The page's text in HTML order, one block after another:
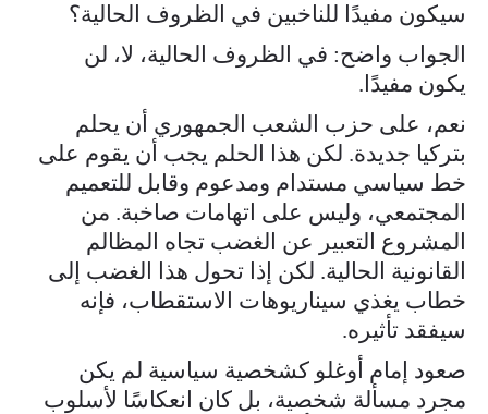
سيكون مفيدًا للناخبين في الظروف الحالية؟
الجواب واضح: في الظروف الحالية، لا، لن
يكون مفيدًا.
نعم، على حزب الشعب الجمهوري أن يحلم
بتركيا جديدة. لكن هذا الحلم يجب أن يقوم على
خط سياسي مستدام ومدعوم وقابل للتعميم
المجتمعي، وليس على اتهامات صاخبة. من
المشروع التعبير عن الغضب تجاه المظالم
القانونية الحالية. لكن إذا تحول هذا الغضب إلى
خطاب يغذي سيناريوهات الاستقطاب، فإنه
سيفقد تأثيره.
صعود إمام أوغلو كشخصية سياسية لم يكن
مجرد مسألة شخصية، بل كان انعكاسًا لأسلوب